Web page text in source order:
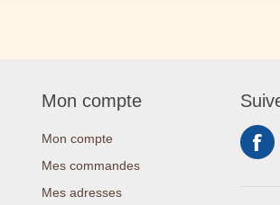
Mon compte
Mon compte
Mes commandes
Mes adresses